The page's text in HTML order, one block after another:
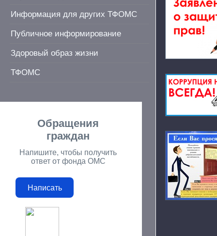
Информация для других ТФОМС
Публичное информирование
Здоровый образ жизни
ТФОМС
Обращения
граждан
Напишите, чтобы получить
ответ от фонда ОМС
Написать